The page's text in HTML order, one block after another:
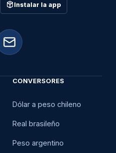
Instalar la app
CONVERSORES
Dólar a peso chileno
Real brasileño
Peso argentino